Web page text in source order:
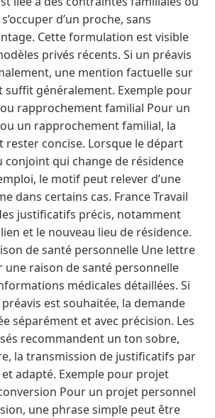
d’un proche, sans
Cette formulation est visible
privés récents. Si un préavis
une mention factuelle sur
suffit généralement. Exemple pour
rapprochement familial Pour un
un rapprochement familial, la
concise. Lorsque le départ
conjoint qui change de résidence
le motif peut relever d’une
dans certains cas. France Travail
justificatifs précis, notamment
et le nouveau lieu de résidence.
de santé personnelle Une lettre
raison de santé personnelle
médicales détaillées. Si
est souhaitée, la demande
séparément et avec précision. Les
recommandent un ton sobre,
la transmission de justificatifs par
adapté. Exemple pour projet
Pour un projet personnel
une phrase simple peut être